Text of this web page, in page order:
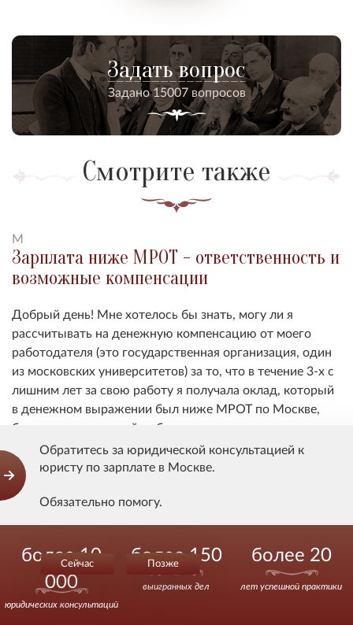
Задать вопрос
Задано 15007 вопросов
Смотрите также
М
Зарплата ниже МРОТ - ответственность и
возможные компенсации
Добрый день! Мне хотелось бы знать, могу ли я
рассчитывать на денежную компенсацию от моего
работодателя (это государственная организация, один
из московских университетов) за то, что в течение 3-х с
лишним лет за свою работу я получала оклад, который
в денежном выражении был ниже МРОТ по Москве,
без компенсирующей добавки, и при этом с меня все
это время бухгалтерия ежемесячно удерживала из
этого оклада подоходный налог. Заранее благодарю за
ответ!
Ю
Обратитесь за юридической консультацией к
юристу по зарплате в Москве.
Обязательно помогу.
Сейчас Позже
более 10
000
юридических консультаций
более 150
выигранных дел
более 20
лет успешной практики